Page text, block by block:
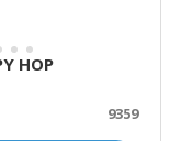
HOP
9359